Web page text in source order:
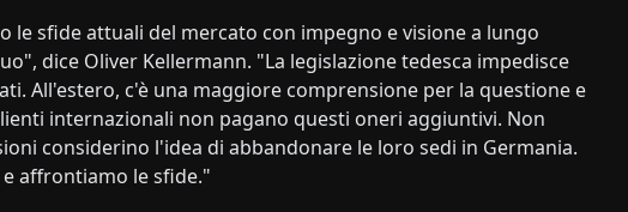
le sfide attuali del mercato con impegno e visione a lungo
dice Oliver Kellermann. "La legislazione tedesca impedisce
All'estero, c'è una maggiore comprensione per la questione e
internazionali non pagano questi oneri aggiuntivi. Non
considerino l'idea di abbandonare le loro sedi in Germania.
affrontiamo le sfide."